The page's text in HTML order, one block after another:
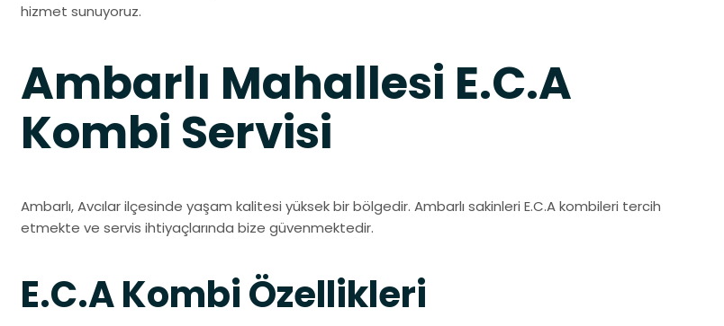
hizmet sunuyoruz.
Ambarlı Mahallesi E.C.A
Kombi Servisi
Ambarlı, Avcılar ilçesinde yaşam kalitesi yüksek bir bölgedir. Ambarlı sakinleri E.C.A kombileri tercih
etmekte ve servis ihtiyaçlarında bize güvenmektedir.
E.C.A Kombi Özellikleri